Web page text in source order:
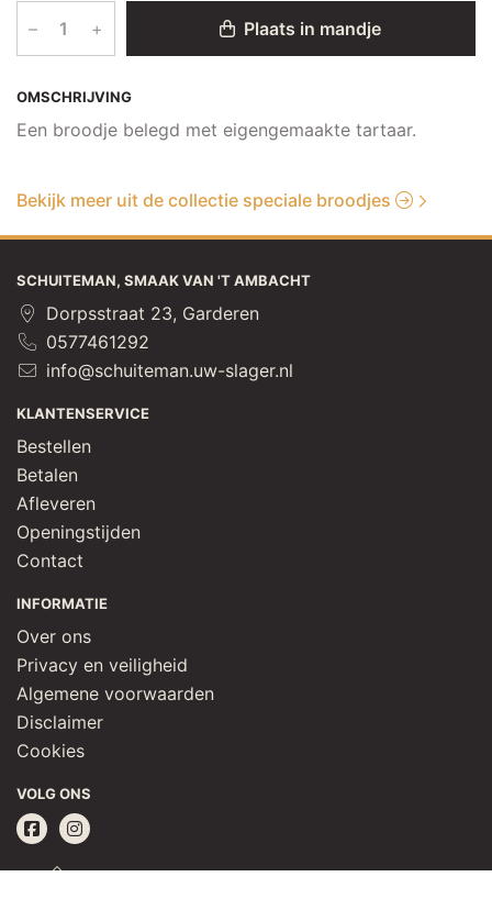
OMSCHRIJVING
Een broodje belegd met eigengemaakte tartaar.
– + Plaats in mandje
Bekijk meer uit de collectie speciale broodjes
SCHUITEMAN, SMAAK VAN 'T AMBACHT
Dorpsstraat 23, Garderen
0577461292
info@schuiteman.uw-slager.nl
KLANTENSERVICE
Bestellen
Betalen
Afleveren
Openingstijden
Contact
INFORMATIE
Over ons
Privacy en veiligheid
Algemene voorwaarden
Disclaimer
Cookies
VOLG ONS